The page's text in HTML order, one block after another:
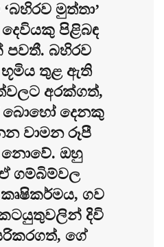
මුත්තා’
පිළිබඳ
පවතී. බහිරව
භූමිය තුළ ඇති
අරක්ගත්,
බොහෝ දෙනකු
වාමන රූපී
නොවේ. ඔහු
ගම්බිම්වල
ගව
දිවි
ගේ